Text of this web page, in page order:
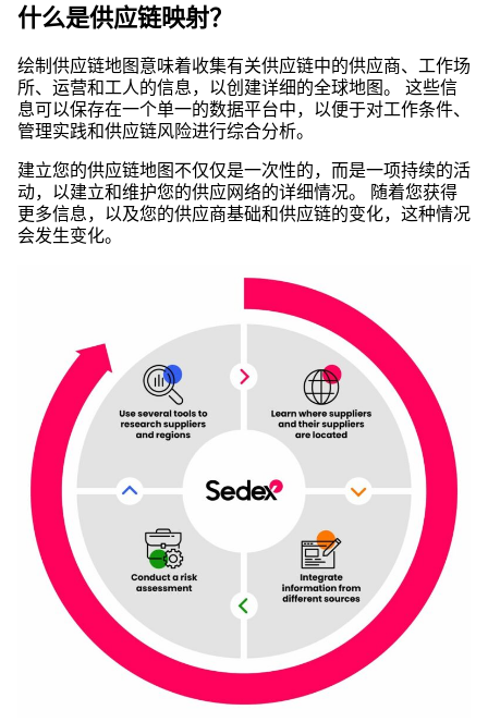
什么是供应链映射？
绘制供应链地图意味着收集有关供应链中的供应商、工作场
所、运营和工人的信息，以创建详细的全球地图。 这些信
息可以保存在一个单一的数据平台中，以便于对工作条件、
管理实践和供应链风险进行综合分析。
建立您的供应链地图不仅仅是一次性的，而是一项持续的活
动，以建立和维护您的供应网络的详细情况。 随着您获得
更多信息，以及您的供应商基础和供应链的变化，这种情况
会发生变化。